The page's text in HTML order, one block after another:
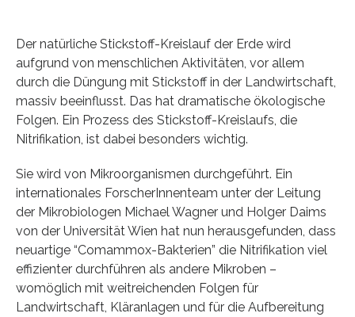
Der natürliche Stickstoff-Kreislauf der Erde wird
aufgrund von menschlichen Aktivitäten, vor allem
durch die Düngung mit Stickstoff in der Landwirtschaft,
massiv beeinflusst. Das hat dramatische ökologische
Folgen. Ein Prozess des Stickstoff-Kreislaufs, die
Nitrifikation, ist dabei besonders wichtig.
Sie wird von Mikroorganismen durchgeführt. Ein
internationales ForscherInnenteam unter der Leitung
der Mikrobiologen Michael Wagner und Holger Daims
von der Universität Wien hat nun herausgefunden, dass
neuartige “Comammox-Bakterien” die Nitrifikation viel
effizienter durchführen als andere Mikroben –
womöglich mit weitreichenden Folgen für
Landwirtschaft, Kläranlagen und für die Aufbereitung